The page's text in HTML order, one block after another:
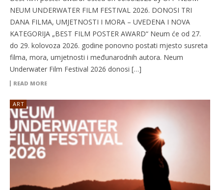
NEUM UNDERWATER FILM FESTIVAL 2026. DONOSI TRI
DANA FILMA, UMJETNOSTI I MORA – UVEDENA I NOVA
KATEGORIJA „BEST FILM POSTER AWARD“ Neum će od 27.
do 29. kolovoza 2026. godine ponovno postati mjesto susreta
filma, mora, umjetnosti i međunarodnih autora. Neum
Underwater Film Festival 2026 donosi […]
READ MORE
ART